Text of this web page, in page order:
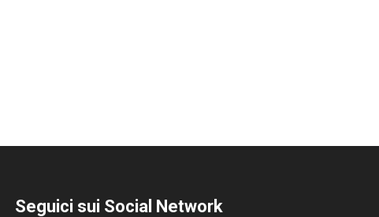
Seguici sui Social Network